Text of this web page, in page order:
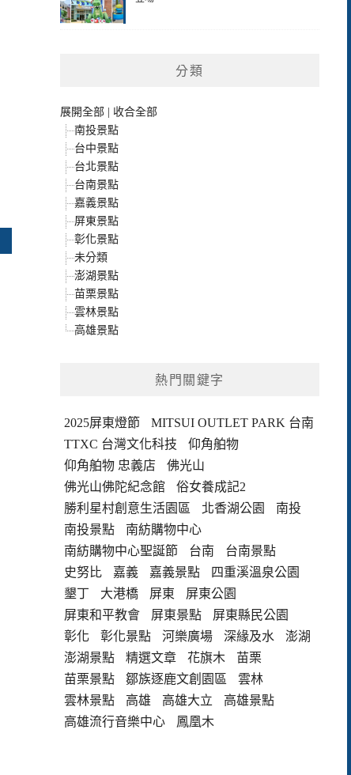
分類
展開全部
收合全部
南投景點
台中景點
台北景點
台南景點
嘉義景點
屏東景點
彰化景點
未分類
澎湖景點
苗栗景點
雲林景點
高雄景點
熱門關鍵字
2025屏東燈節
MITSUI OUTLET PARK 台南
TTXC 台灣文化科技
仰角舶物
仰角舶物 忠義店
佛光山
佛光山佛陀紀念館
俗女養成記2
勝利星村創意生活園區
北香湖公園
南投
南投景點
南紡購物中心
南紡購物中心聖誕節
台南
台南景點
史努比
嘉義 嘉義景點
四重溪溫泉公園
墾丁
大港橋 屏東
屏東公園
屏東和平教會
屏東景點
屏東縣民公園
彰化
彰化景點 河樂廣場 深緣及水
澎湖
澎湖景點
精選文章 花旗木
苗栗
苗栗景點
鄒族逐鹿文創園區
雲林
雲林景點
高雄 高雄大立
高雄景點
高雄流行音樂中心
鳳凰木